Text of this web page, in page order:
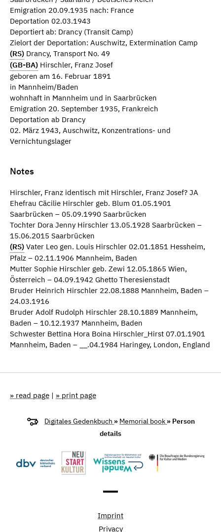
Emigration 20.09.1935 nach: France
Deportation 02.03.1943
Deportiert ab: Drancy (Transit Camp)
Zielort der Deportation: Auschwitz, Extermination Camp
(RS) Drancy, Transport No. 49
(GB-BA) Hirschler, Franz Josef
geboren am 16. Februar 1891
in Mannheim/Baden
wohnhaft in Mannheim und in Saarbrücken
Emigration 20. September 1935, Frankreich
Deportation ab Drancy
02. März 1943, Auschwitz, Konzentrations- und
Vernichtungslager
Notes
Hirschler, Franz identisch mit Hirschler, Franz Josef? JA
Ehefrau Cäcilie Hirschler geb. Blum 01.05.1901
Saarbrücken – 05.09.1990 Saarbrücken
Tochter Dora Jenny Hirschler 13.05.1928 Saarbrücken –
15.06.2015 Saarbrücken
(RS) Vater Leo gen. Louis Hirschler 02.01.1851 Hessheim,
Pfalz – 02.11.1906 Mannheim, Baden
Mutter Sophie Hirschler geb. Zewi 12.05.1865 Wien,
Österreich – 04.09.1942 Ghetto Theresienstadt
Bruder Heinrich Hirschler 22.08.1888 Mannheim, Baden –
24.03.1916
Bruder Adolf Rudolph Hirschler 28.10.1889 Mannheim,
Baden – 10.12.1937 Mannheim, Baden
Schwester Bettina Hora Boina Hirschler_Hirst 07.01.1901
Mannheim, Baden – __.04.1984 Haringey, London, England
» read page | » print page
Digitales Gedenkbuch » Memorial book » Person
details
Imprint
Privacy